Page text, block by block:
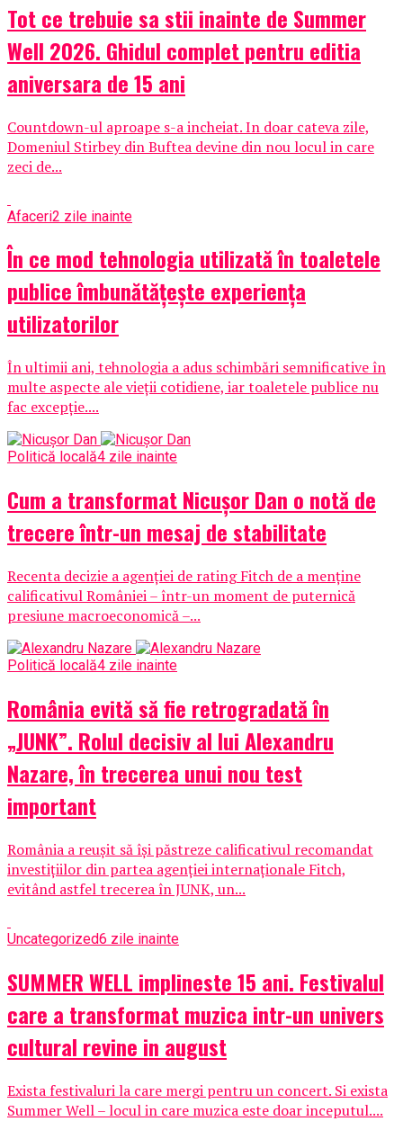
Tot ce trebuie sa stii inainte de Summer
Well 2026. Ghidul complet pentru editia
aniversara de 15 ani
Countdown-ul aproape s-a incheiat. In doar cateva zile,
Domeniul Stirbey din Buftea devine din nou locul in care
zeci de...
Afaceri2 zile inainte
În ce mod tehnologia utilizată în toaletele
publice îmbunătățește experiența
utilizatorilor
În ultimii ani, tehnologia a adus schimbări semnificative în
multe aspecte ale vieții cotidiene, iar toaletele publice nu
fac excepție....
Politică locală4 zile inainte
Cum a transformat Nicușor Dan o notă de
trecere într-un mesaj de stabilitate
Recenta decizie a agenției de rating Fitch de a menține
calificativul României – într-un moment de puternică
presiune macroeconomică –...
Politică locală4 zile inainte
România evită să fie retrogradată în
„JUNK”. Rolul decisiv al lui Alexandru
Nazare, în trecerea unui nou test
important
România a reușit să își păstreze calificativul recomandat
investițiilor din partea agenției internaționale Fitch,
evitând astfel trecerea în JUNK, un...
Uncategorized6 zile inainte
SUMMER WELL implineste 15 ani. Festivalul
care a transformat muzica intr-un univers
cultural revine in august
Exista festivaluri la care mergi pentru un concert. Si exista
Summer Well – locul in care muzica este doar inceputul....